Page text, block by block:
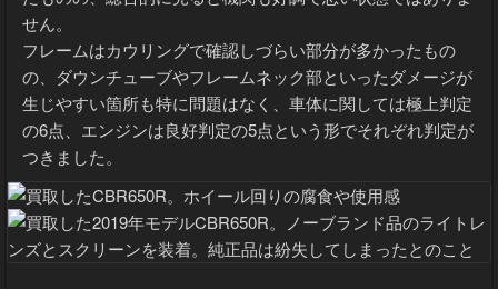
たものの、総合的に見ると機関も好調で悪い状態ではありま
せん。
フレームはカウリングで確認しづらい部分が多かったもの
の、ダウンチューブやフレームネック部といったダメージが
生じやすい箇所も特に問題はなく、車体に関しては極上判定
の6点、エンジンは良好判定の5点という形でそれぞれ判定が
つきました。